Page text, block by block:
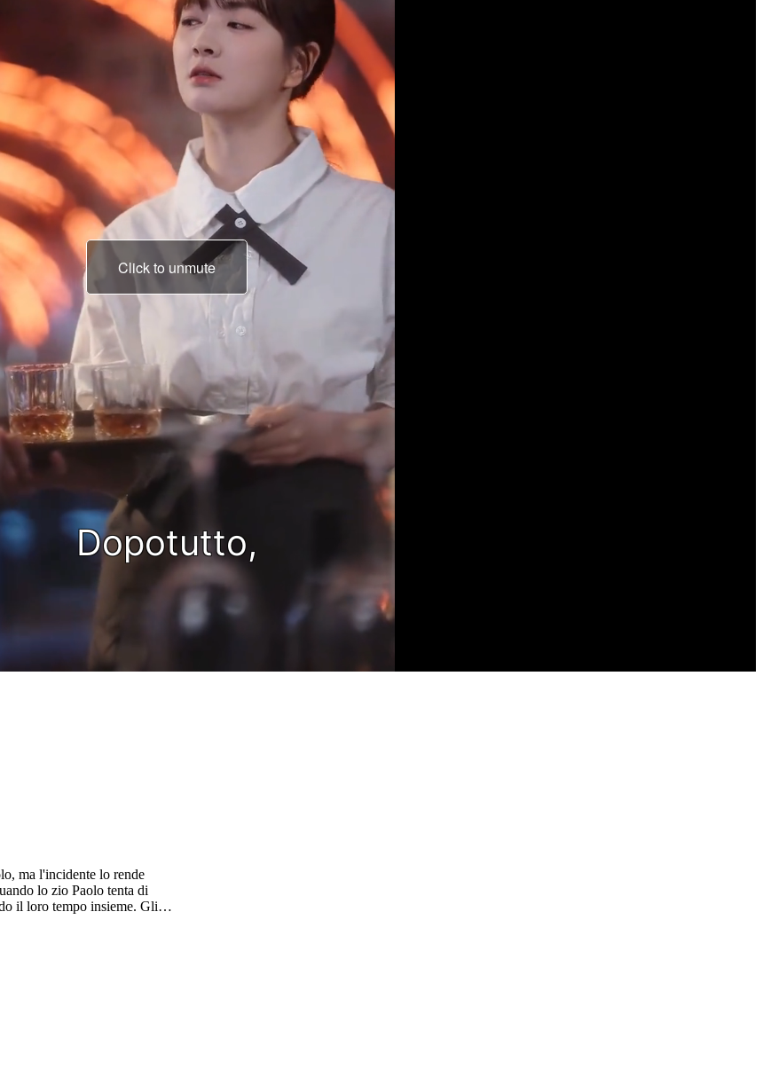
Click to unmute
ma l'incidente lo rende
lo zio Paolo tenta di
il loro tempo insieme. Gli